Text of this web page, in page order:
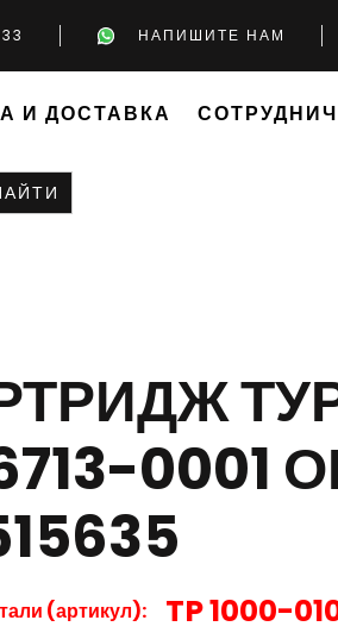
НАПИШИТЕ НАМ
И ДОСТАВКА
0001
(артикул): TP 1000-